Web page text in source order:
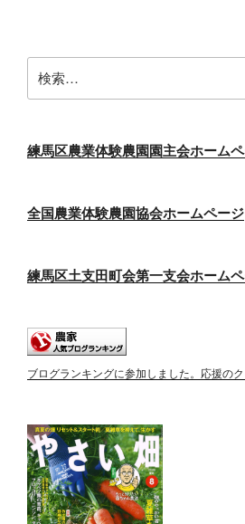
索:
練馬区農業体験農園園主会ホーム
全国農業体験農園協会ホームページ
練馬区土支田町会第一支会ホーム
ブログランキングに参加しました。応援のク